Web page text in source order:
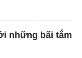
những bãi tắm